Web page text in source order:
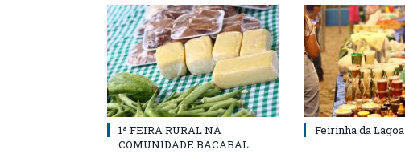
1ª FEIRA RURAL NA
COMUNIDADE BACABAL
Feirinha da Lagoa